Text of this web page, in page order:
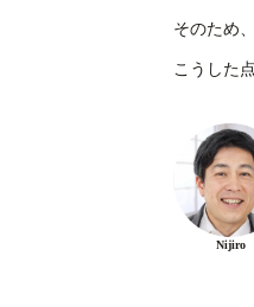
そのため
こうした
Nijiro